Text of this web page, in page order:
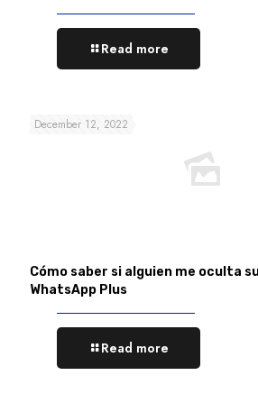
Read more
December 12, 2022
Cómo saber si alguien me oculta
WhatsApp Plus
Read more